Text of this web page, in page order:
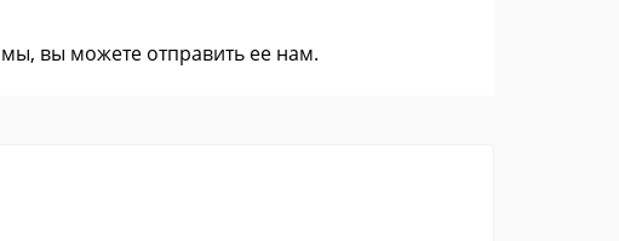
вы можете отправить ее нам.